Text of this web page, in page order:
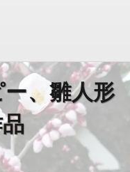
、雛人形